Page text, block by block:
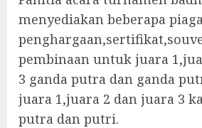
menyediakan beberapa
pembinaan untuk juara
3 ganda putra dan ganda
juara 1,juara 2 dan juara 3
putra dan putri.